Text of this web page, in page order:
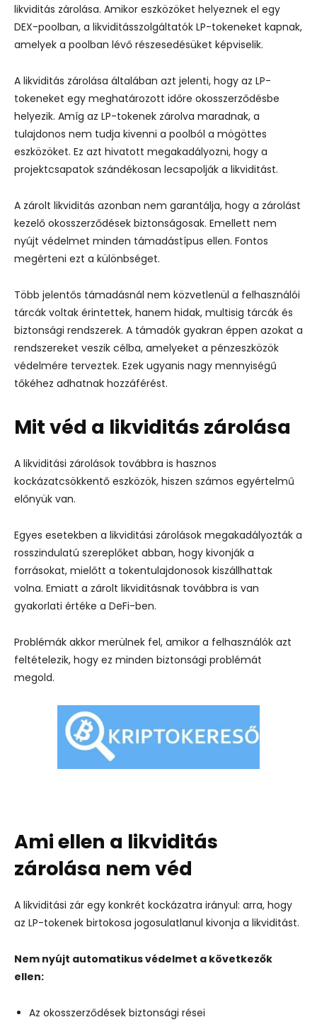
likviditás zárolása. Amikor eszközöket helyeznek el egy
DEX-poolban, a likviditásszolgáltatók LP-tokeneket kapnak,
amelyek a poolban lévő részesedésüket képviselik.
A likviditás zárolása általában azt jelenti, hogy az LP-
tokeneket egy meghatározott időre okosszerződésbe
helyezik. Amíg az LP-tokenek zárolva maradnak, a
tulajdonos nem tudja kivenni a poolból a mögöttes
eszközöket. Ez azt hivatott megakadályozni, hogy a
projektcsapatok szándékosan lecsapolják a likviditást.
A zárolt likviditás azonban nem garantálja, hogy a zárolást
kezelő okosszerződések biztonságosak. Emellett nem
nyújt védelmet minden támadástípus ellen. Fontos
megérteni ezt a különbséget.
Több jelentős támadásnál nem közvetlenül a felhasználói
tárcák voltak érintettek, hanem hidak, multisig tárcák és
biztonsági rendszerek. A támadók gyakran éppen azokat a
rendszereket veszik célba, amelyeket a pénzeszközök
védelmére terveztek. Ezek ugyanis nagy mennyiségű
tőkéhez adhatnak hozzáférést.
Mit véd a likviditás zárolása
A likviditási zárolások továbbra is hasznos
kockázatcsökkentő eszközök, hiszen számos egyértelmű
előnyük van.
Egyes esetekben a likviditási zárolások megakadályozták a
rosszindulatú szereplőket abban, hogy kivonják a
forrásokat, mielőtt a tokentulajdonosok kiszállhattak
volna. Emiatt a zárolt likviditásnak továbbra is van
gyakorlati értéke a DeFi-ben.
Problémák akkor merülnek fel, amikor a felhasználók azt
feltételezik, hogy ez minden biztonsági problémát
megold.
Ami ellen a likviditás
zárolása nem véd
A likviditási zár egy konkrét kockázatra irányul: arra, hogy
az LP-tokenek birtokosa jogosulatlanul kivonja a likviditást.
Nem nyújt automatikus védelmet a következők
ellen:
Az okosszerződések biztonsági rései